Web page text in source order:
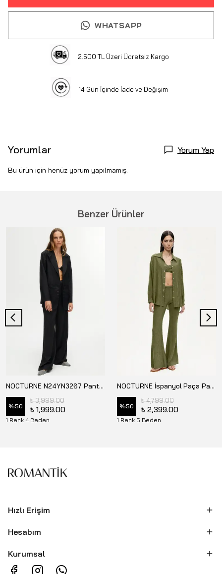
WHATSAPP
2.500 TL Üzeri Ücretsiz Kargo
14 Gün İçinde İade ve Değişim
Yorumlar Yorum Yap
Bu ürün için henüz yorum yapılmamış.
Benzer Ürünler
NOCTURNE N24YN3267 Pantolon
%50
₺ 3,999.00
₺ 1,999.00
1 Renk 4 Beden
NOCTURNE İspanyol Paça Pantolon N26YN3492
%50
₺ 4,799.00
₺ 2,399.00
1 Renk 5 Beden
Hızlı Erişim
Hesabım
Kurumsal